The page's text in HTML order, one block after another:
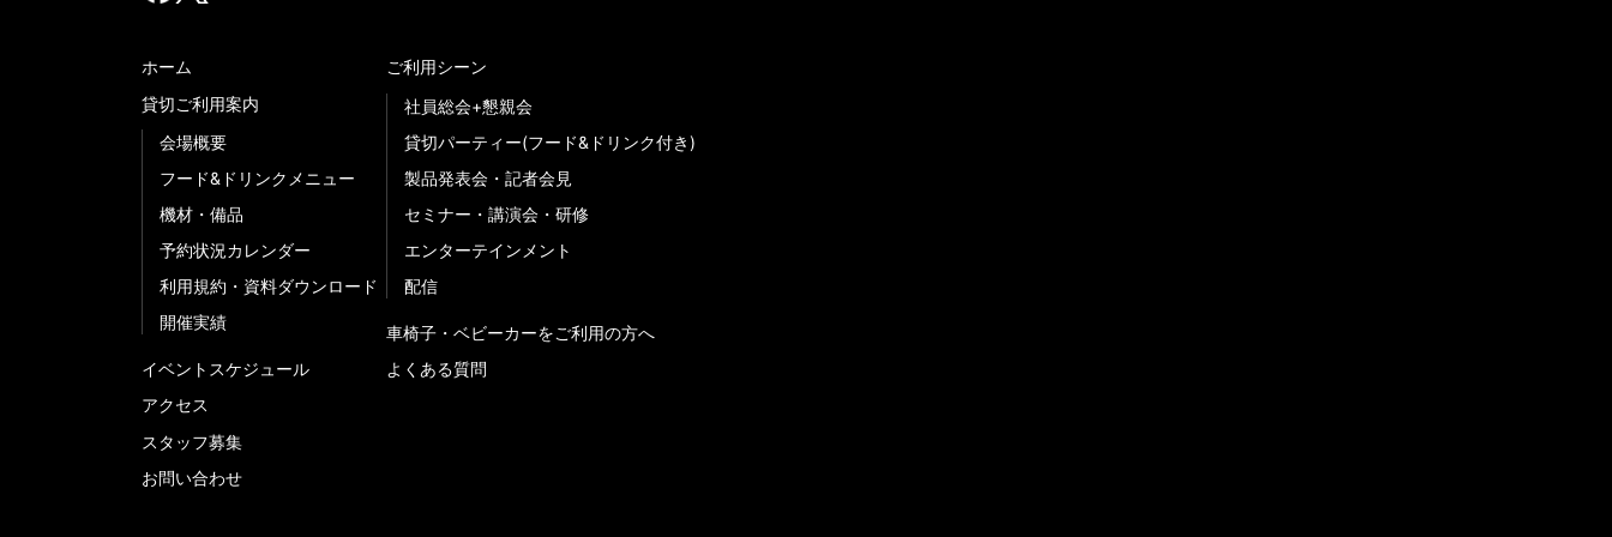
ホーム
貸切ご利用案内
会場概要
フード&ドリンクメニュー
機材・備品
予約状況カレンダー
利用規約・資料ダウンロード
開催実績
イベントスケジュール
アクセス
スタッフ募集
お問い合わせ
ご利用シーン
社員総会+懇親会
貸切パーティー(フード&ドリンク付き)
製品発表会・記者会見
セミナー・講演会・研修
エンターテインメント
配信
車椅子・ベビーカーをご利用の方へ
よくある質問